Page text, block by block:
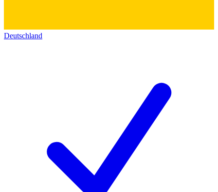
Deutschland